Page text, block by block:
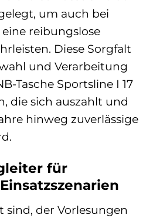
um auch bei
reibungslose
Diese Sorgfalt
und Verarbeitung
Tasche Sportsline I 17
die sich auszahlt und
hinweg zuverlässige
für
sind, der Vorlesungen